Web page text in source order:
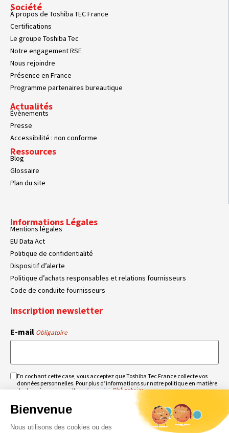
Société
À propos de Toshiba TEC France
Certifications
Le groupe Toshiba Tec
Notre engagement RSE
Nous rejoindre
Présence en France
Programme partenaires bureautique
Actualités
Évènements
Presse
Accessibilité : non conforme
Ressources
Blog
Glossaire
Plan du site
Informations Légales
Mentions légales
EU Data Act
Politique de confidentialité
Dispositif d’alerte
Politique d’achats responsables et relations fournisseurs
Code de conduite fournisseurs
Inscription newsletter
E-mail Obligatoire
RGPD
Obligatoire
En cochant cette case, vous acceptez que Toshiba Tec France collecte vos
données personnelles. Pour plus d’informations sur notre politique en matière
de données personnelles,cliquez ici.Obligatoire
Bienvenue
Nous utilisons des cookies ou des